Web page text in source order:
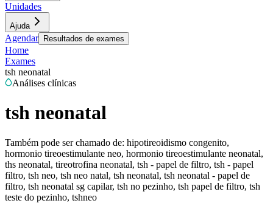
Unidades
Ajuda
Agendar Resultados de exames
Home
Exames
tsh neonatal
Análises clínicas
tsh neonatal
Também pode ser chamado de: hipotireoidismo congenito,
hormonio tireoestimulante neo, hormonio tireoestimulante neonatal,
ths neonatal, tireotrofina neonatal, tsh - papel de filtro, tsh - papel
filtro, tsh neo, tsh neo natal, tsh neonatal, tsh neonatal - papel de
filtro, tsh neonatal sg capilar, tsh no pezinho, tsh papel de filtro, tsh
teste do pezinho, tshneo